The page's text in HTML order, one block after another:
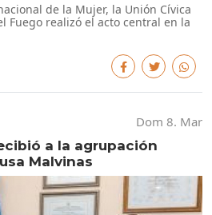
de la Mujer, la Unión Cívica
Fuego realizó el acto central en la
Dom 8. Mar
a la agrupación
Malvinas